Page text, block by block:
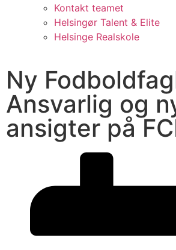
Kontakt teamet
Helsingør Talent & Elite
Helsinge Realskole
Ny
Ansvarlig og
ansigter på